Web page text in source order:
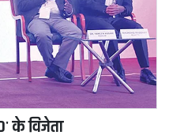
के विजेता